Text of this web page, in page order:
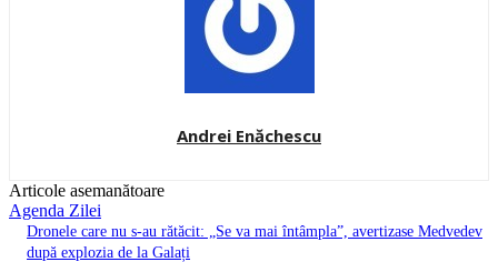
Andrei Enăchescu
Articole asemanătoare
Agenda Zilei
Dronele care nu s-au rătăcit: „Se va mai întâmpla”, avertizase Medvedev
după explozia de la Galați